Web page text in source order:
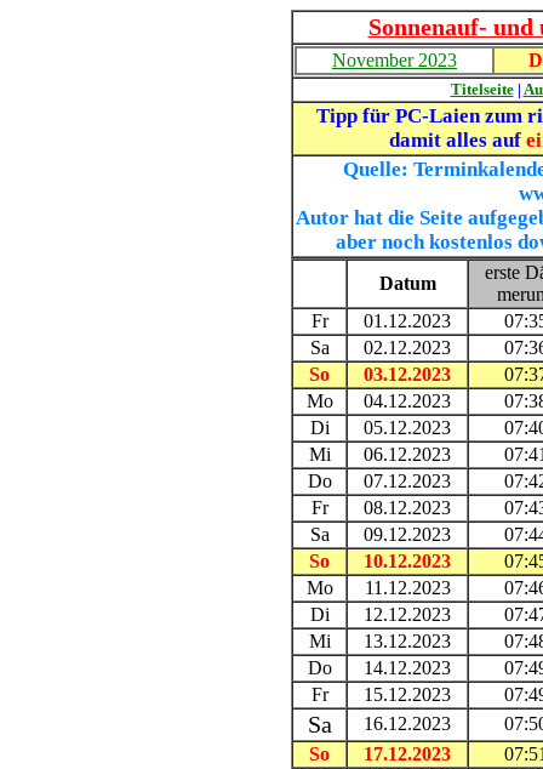
Sonnenauf-
November 2023
Titelseite|
Tipp für PC-Laien zum
damit alles auf
Quelle:
Autor hat die Seite
aber noch kostenlos
Datum
erste
Fr
01.12.2023
Sa
02.12.2023
So
03.12.2023
Mo
04.12.2023
Di
05.12.2023
Mi
06.12.2023
Do
07.12.2023
Fr
08.12.2023
Sa
09.12.2023
So
10.12.2023
Mo
11.12.2023
Di
12.12.2023
Mi
13.12.2023
Do
14.12.2023
Fr
15.12.2023
Sa 16.12.2023
So
17.12.2023